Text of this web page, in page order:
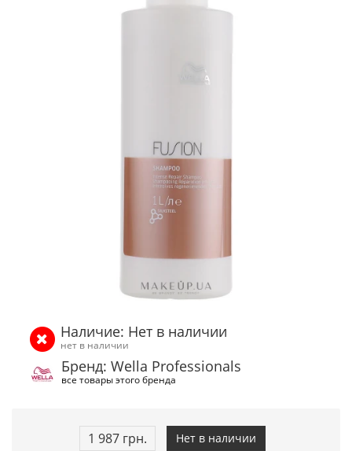
Наличие: Нет в наличии
нет в наличии
Бренд: Wella Professionals
все товары этого бренда
1 987 грн. Нет в наличии